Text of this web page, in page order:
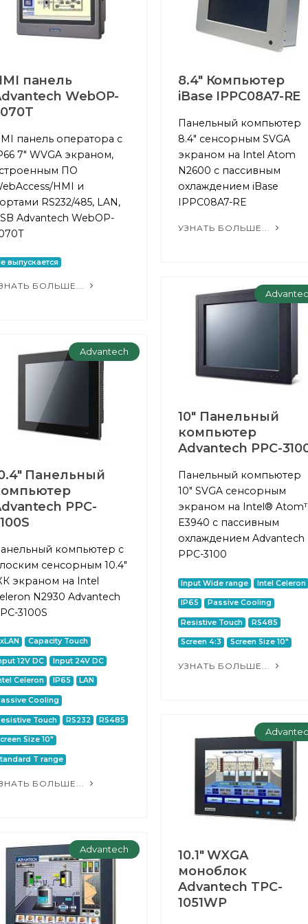
панель
WebOP-
панель оператора c
7" WVGA экраном,
ПО
HMI и
RS232/485, LAN,
Advantech WebOP-
выпускается
БОЛЬШЕ...
8.4" Компьютер
iBase IPPC08A7-RE
Панельный компьютер
8.4" сенсорным SVGA
экраном на Intel Atom
N2600 с пассивным
охлаждением iBase
IPPC08A7-RE
УЗНАТЬ БОЛЬШЕ...
10" Панельный
компьютер
Advantech PPC-
Панельный компьютер
10" SVGA сенсорным
экраном на Intel®
E3940 с пассивным
охлаждением Advantech
PPC-3100
Input Wide range Intel Celeron
IP65 Passive Cooling
Resistive Touch RS485
Screen 4:3 Screen Size 10"
УЗНАТЬ БОЛЬШЕ...
Advantech
Панельный
PPC-
компьютер с
сенсорным 10.4"
экраном на Intel
N2930 Advantech
3100S
Capacity Touch
12V DC Input 24V DC
Celeron IP65 LAN
Cooling
Touch RS232 RS485
Size 10"
T range
БОЛЬШЕ...
10.1" WXGA
моноблок
Advantech TPC-
1051WP
Advantech